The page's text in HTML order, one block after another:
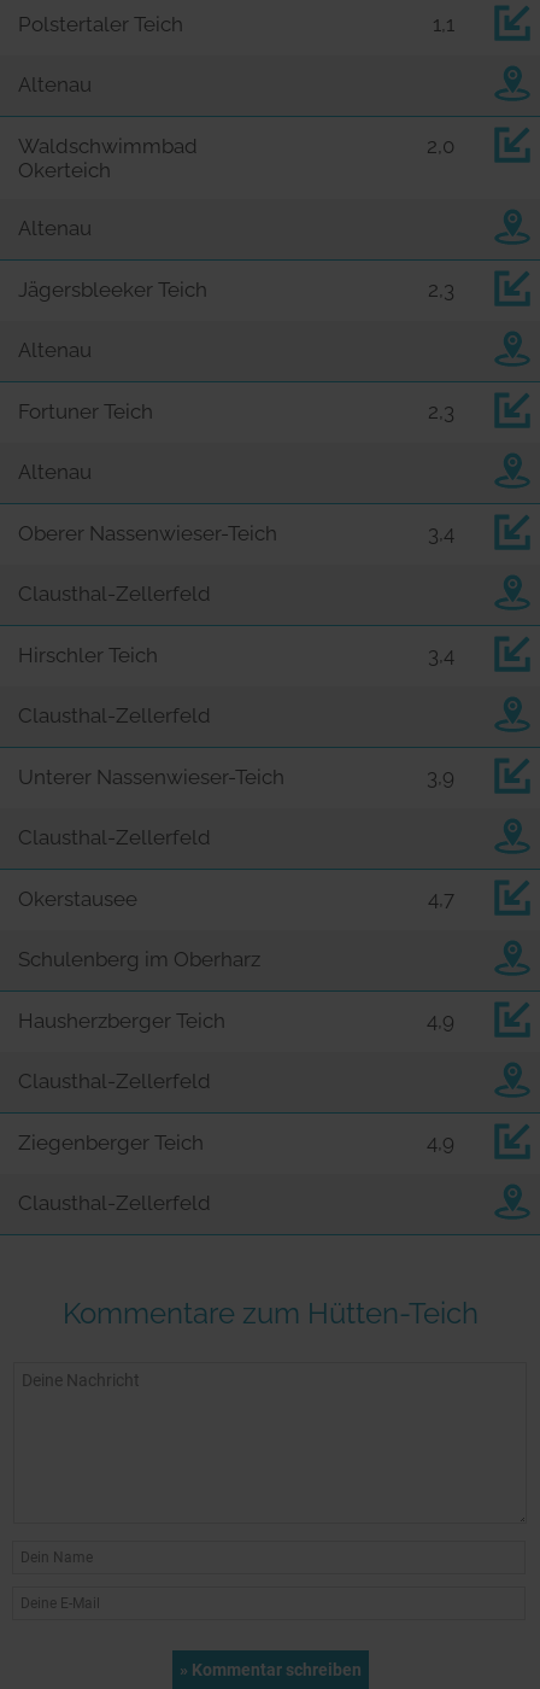
Polstertaler Teich 1,1
Altenau
Waldschwimmbad
Okerteich
2,0
Altenau
Jägersbleeker Teich 2,3
Altenau
Fortuner Teich 2,3
Altenau
Oberer Nassenwieser-Teich 3,4
Clausthal-Zellerfeld
Hirschler Teich 3,4
Clausthal-Zellerfeld
Unterer Nassenwieser-Teich 3,9
Clausthal-Zellerfeld
Okerstausee 4,7
Schulenberg im Oberharz
Hausherzberger Teich 4,9
Clausthal-Zellerfeld
Ziegenberger Teich 4,9
Clausthal-Zellerfeld
Kommentare zum Hütten-Teich